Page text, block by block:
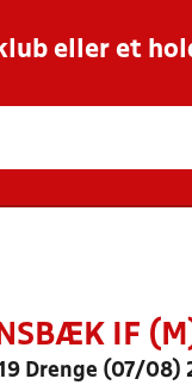
eller et
IF
Drenge (07/08)